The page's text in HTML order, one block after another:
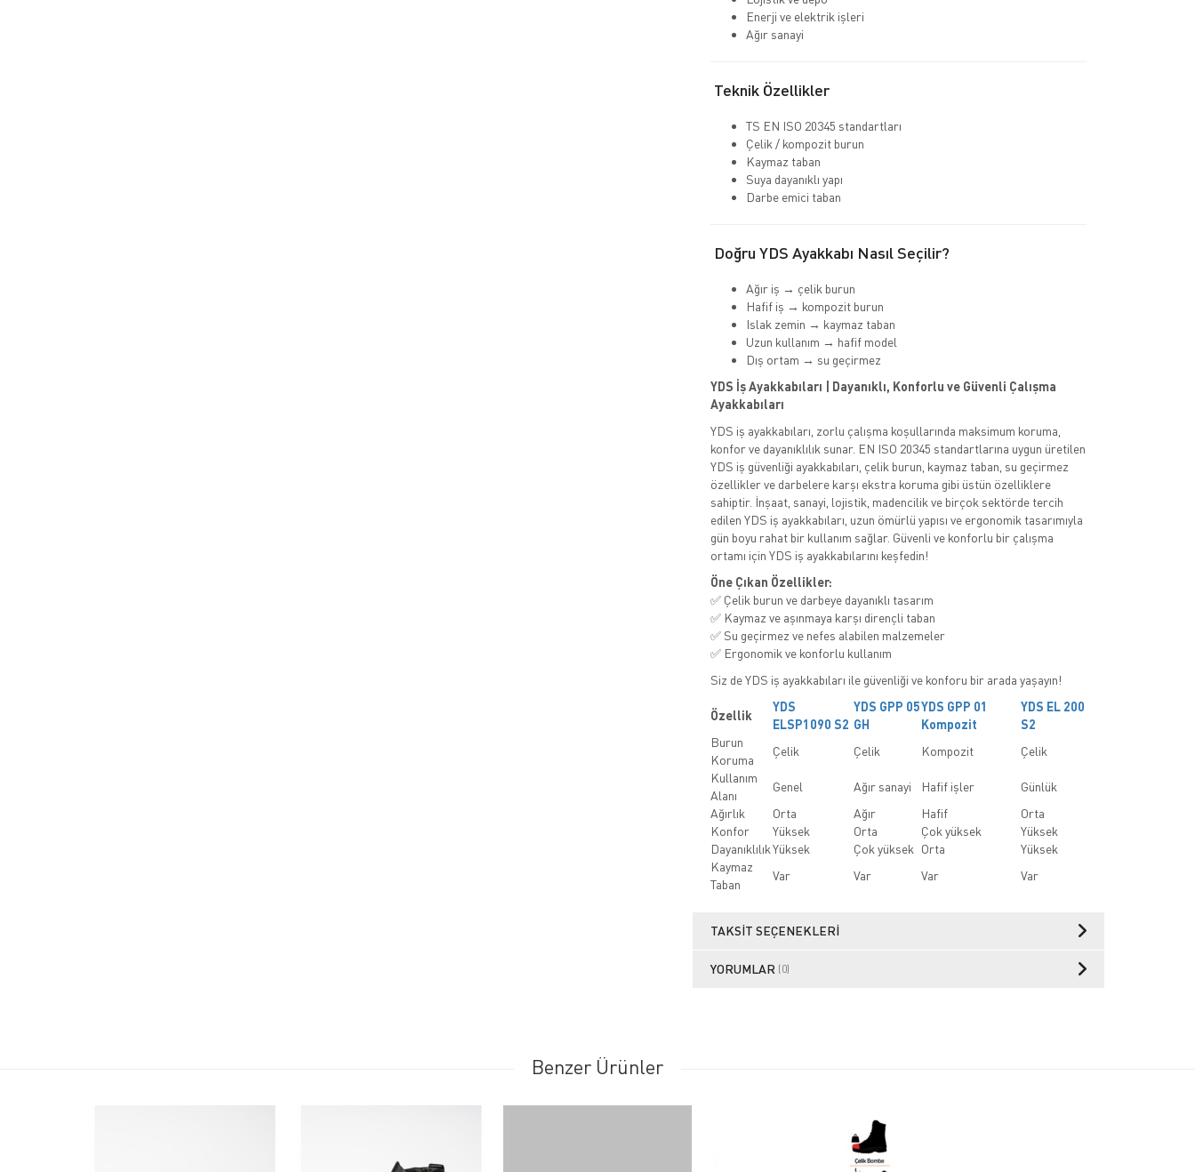
Enerji ve elektrik işleri
Ağır sanayi
Teknik Özellikler
TS EN ISO 20345 standartları
Çelik / kompozit burun
Kaymaz taban
Suya dayanıklı yapı
Darbe emici taban
Doğru YDS Ayakkabı Nasıl Seçilir?
Ağır iş → çelik burun
Hafif iş → kompozit burun
Islak zemin → kaymaz taban
Uzun kullanım → hafif model
Dış ortam → su geçirmez
YDS İş Ayakkabıları | Dayanıklı, Konforlu ve Güvenli Çalışma
Ayakkabıları
YDS iş ayakkabıları, zorlu çalışma koşullarında maksimum koruma,
konfor ve dayanıklılık sunar. EN ISO 20345 standartlarına uygun üretilen
YDS iş güvenliği ayakkabıları, çelik burun, kaymaz taban, su geçirmez
özellikler ve darbelere karşı ekstra koruma gibi üstün özelliklere
sahiptir. İnşaat, sanayi, lojistik, madencilik ve birçok sektörde tercih
edilen YDS iş ayakkabıları, uzun ömürlü yapısı ve ergonomik tasarımıyla
gün boyu rahat bir kullanım sağlar. Güvenli ve konforlu bir çalışma
ortamı için YDS iş ayakkabılarını keşfedin!
Öne Çıkan Özellikler:
✅ Çelik burun ve darbeye dayanıklı tasarım
✅ Kaymaz ve aşınmaya karşı dirençli taban
✅ Su geçirmez ve nefes alabilen malzemeler
✅ Ergonomik ve konforlu kullanım
Siz de YDS iş ayakkabıları ile güvenliği ve konforu bir arada yaşayın!
Özellik
YDS
ELSP1090 S2
YDS GPP 05
GH
YDS GPP 01
Kompozit
YDS EL 200
S2
Burun
Koruma
Çelik Çelik Kompozit
Çelik
Kullanım
Alanı
Genel Ağır sanayi Hafif işler
Günlük
Ağırlık
Orta Ağır Hafif
Orta
Konfor
Yüksek Orta Çok yüksek
Yüksek
DayanıklılıkYüksek Çok yüksek Orta
Yüksek
Kaymaz
Taban
Var Var Var Var
TAKSIT SEÇENEKLERI
YORUMLAR (0)
Benzer Ürünler